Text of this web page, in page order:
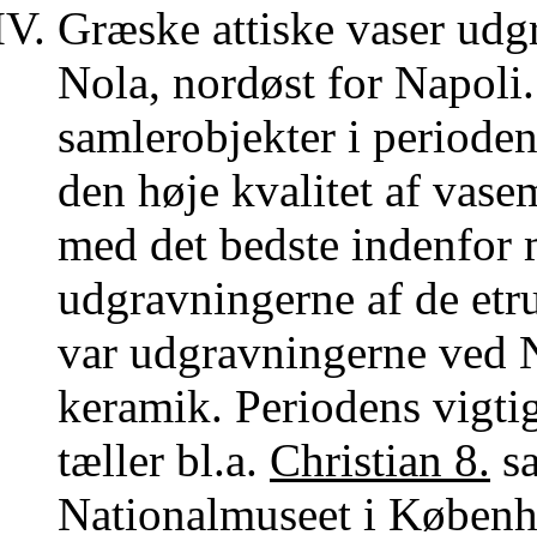
Græske attiske vaser
Nola, nordøst for
samlerobjekter i
den høje kvalitet af
med det bedste
udgravningerne af de
var udgravningerne
keramik. Periodens
tæller bl.a. Christian 8.
Nationalmuseet i